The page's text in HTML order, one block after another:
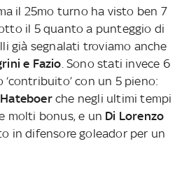
il 25mo turno ha visto ben 7
il 5 quanto a punteggio di
già segnalati troviamo anche
e Fazio . Sono stati invece 6
con un 5 pieno:
Hateboerche negli ultimi tempi
molti bonus, e un Di Lorenzo
in difensore goleador per un